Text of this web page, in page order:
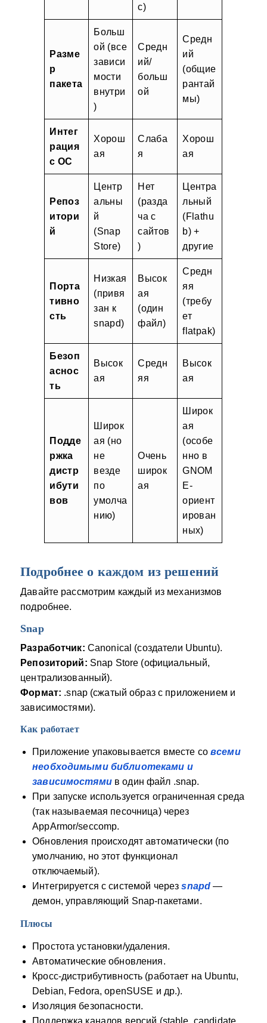
с)
Разме
р
пакета
Больш
ой (все
зависи
мости
внутри
)
Средн
ий/
больш
ой
Средн
ий
(общие
рантай
мы)
Интег
рация
с ОС
Хорош
ая
Слаба
я
Хорош
ая
Репоз
итори
й
Центр
альны
й
(Snap
Store)
Нет
(разда
ча с
сайтов
)
Центра
льный
(Flathu
b) +
другие
Порта
тивно
сть
Низкая
(привя
зан к
snapd)
Высок
ая
(один
файл)
Средн
яя
(требу
ет
flatpak)
Безоп
аснос
ть
Высок
ая
Средн
яя
Высок
ая
Подде
ржка
дистр
ибути
вов
Широк
ая (но
не
везде
по
умолча
нию)
Очень
широк
ая
Широк
ая
(особе
нно в
GNOM
E-
ориент
ирован
ных)
Подробнее о каждом из решений
Давайте рассмотрим каждый из механизмов
подробнее.
Snap
Разработчик: Canonical (создатели Ubuntu).
Репозиторий: Snap Store (официальный,
централизованный).
Формат: .snap (сжатый образ с приложением и
зависимостями).
Как работает
Приложение упаковывается вместе совсеми
необходимыми библиотеками и
зависимостямив один файл .snap.
При запуске используется ограниченная среда
(так называемая песочница) через
AppArmor/seccomp.
Обновления происходят автоматически (по
умолчанию, но этот функционал
отключаемый).
Интегрируется с системой черезsnapd —
демон, управляющий Snap‑пакетами.
Плюсы
Простота установки/удаления.
Автоматические обновления.
Кросс‑дистрибутивность (работает на Ubuntu,
Debian, Fedora, openSUSE и др.).
Изоляция безопасности.